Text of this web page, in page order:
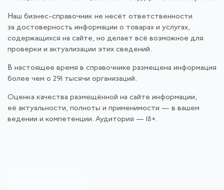
Наш бизнес-справочник не несёт ответственности
за достоверность информации о товарах и услугах,
содержащихся на сайте, но делает всё возможное для
проверки и актуализации этих сведений.
В настоящее время в справочнике размещена информация
более чем о 291 тысячи организаций.
Оценка качества размещённой на сайте информации,
её актуальности, полноты и применимости — в вашем
ведении и компетенции. Аудитория — 18+.